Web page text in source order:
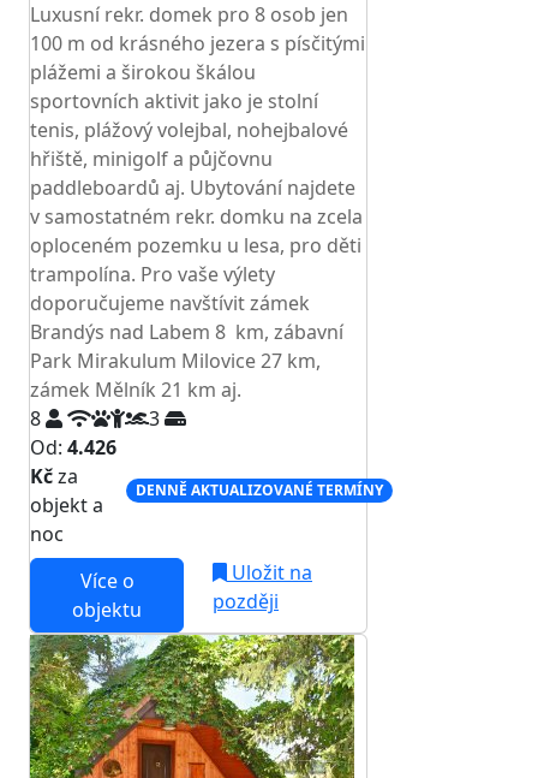
Luxusní rekr. domek pro 8 osob jen
100 m od krásného jezera s písčitými
plážemi a širokou škálou
sportovních aktivit jako je stolní
tenis, plážový volejbal, nohejbalové
hřiště, minigolf a půjčovnu
paddleboardů aj. Ubytování najdete
v samostatném rekr. domku na zcela
oploceném pozemku u lesa, pro děti
trampolína. Pro vaše výlety
doporučujeme navštívit zámek
Brandýs nad Labem 8 km, zábavní
Park Mirakulum Milovice 27 km,
zámek Mělník 21 km aj.
8
3
Od: 4.426
Kčza
objekt a
noc
DENNĚ AKTUALIZOVANÉ TERMÍNY
Více o
objektu
Uložit na
později